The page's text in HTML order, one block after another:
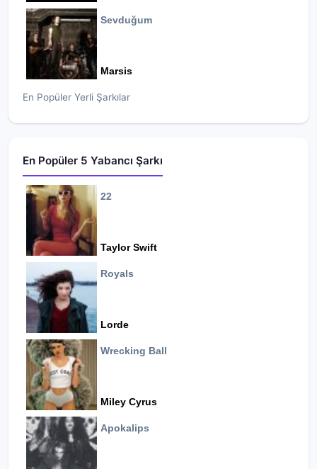
Sevduğum
Marsis
En Popüler Yerli Şarkılar
En Popüler 5 Yabancı Şarkı
22
Taylor Swift
Royals
Lorde
Wrecking Ball
Miley Cyrus
Apokalips